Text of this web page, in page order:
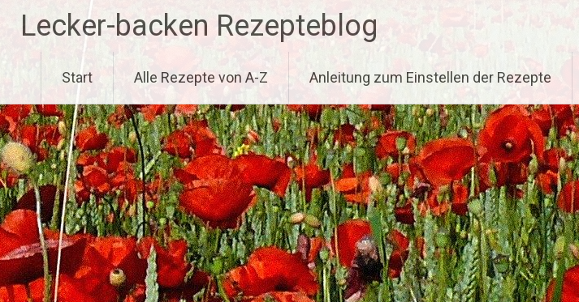
springen
Lecker-backen Rezepteblog
Start Alle Rezepte von A-Z Anleitung zum Einstellen der Rezepte